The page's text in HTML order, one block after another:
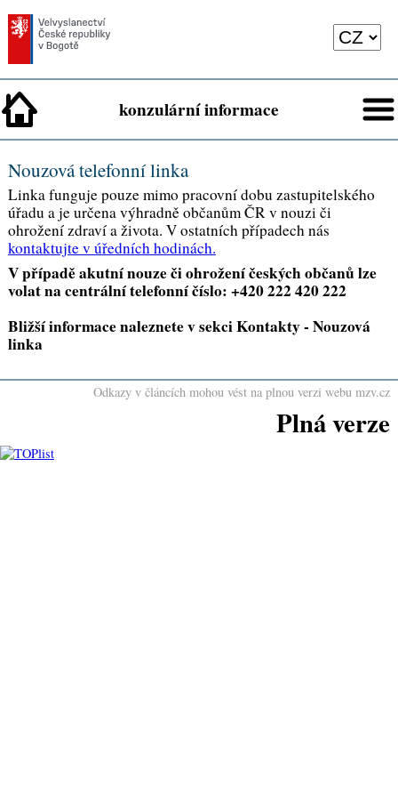
konzulární informace
Nouzová telefonní linka
Linka funguje pouze mimo pracovní dobu zastupitelského
úřadu a je určena výhradně občanům ČR v nouzi či
ohrožení zdraví a života. V ostatních případech nás
kontaktujte v úředních hodinách.
V případě akutní nouze či ohrožení českých občanů lze
volat na centrální telefonní číslo: +420 222 420 222
Bližší informace naleznete v sekci Kontakty - Nouzová
linka
Odkazy v článcích mohou vést na plnou verzi webu mzv.cz
Plná verze